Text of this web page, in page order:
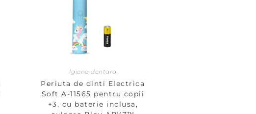
Igiena dentara
Periuta de dinti Electrica
Soft A-11565 pentru copii
+3, cu baterie inclusa,